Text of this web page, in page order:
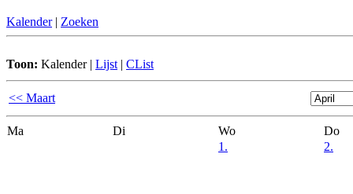
Kalender | Zoeken
Toon: Kalender| Lijst | CList
<< Maart
Ma Di Wo
Do
1.
2.